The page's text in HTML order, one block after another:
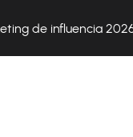
de influencia